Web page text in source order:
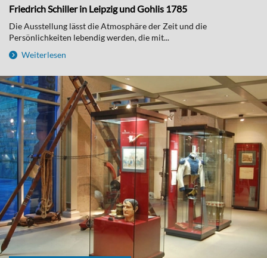
Friedrich Schiller in Leipzig und Gohlis 1785
Die Ausstellung lässt die Atmosphäre der Zeit und die
Persönlichkeiten lebendig werden, die mit...
Weiterlesen